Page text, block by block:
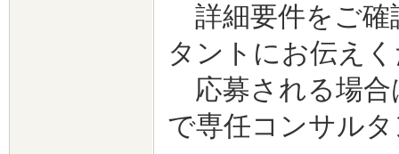
詳細要件をご確
タントにお伝え
応募される場合
で専任コンサル